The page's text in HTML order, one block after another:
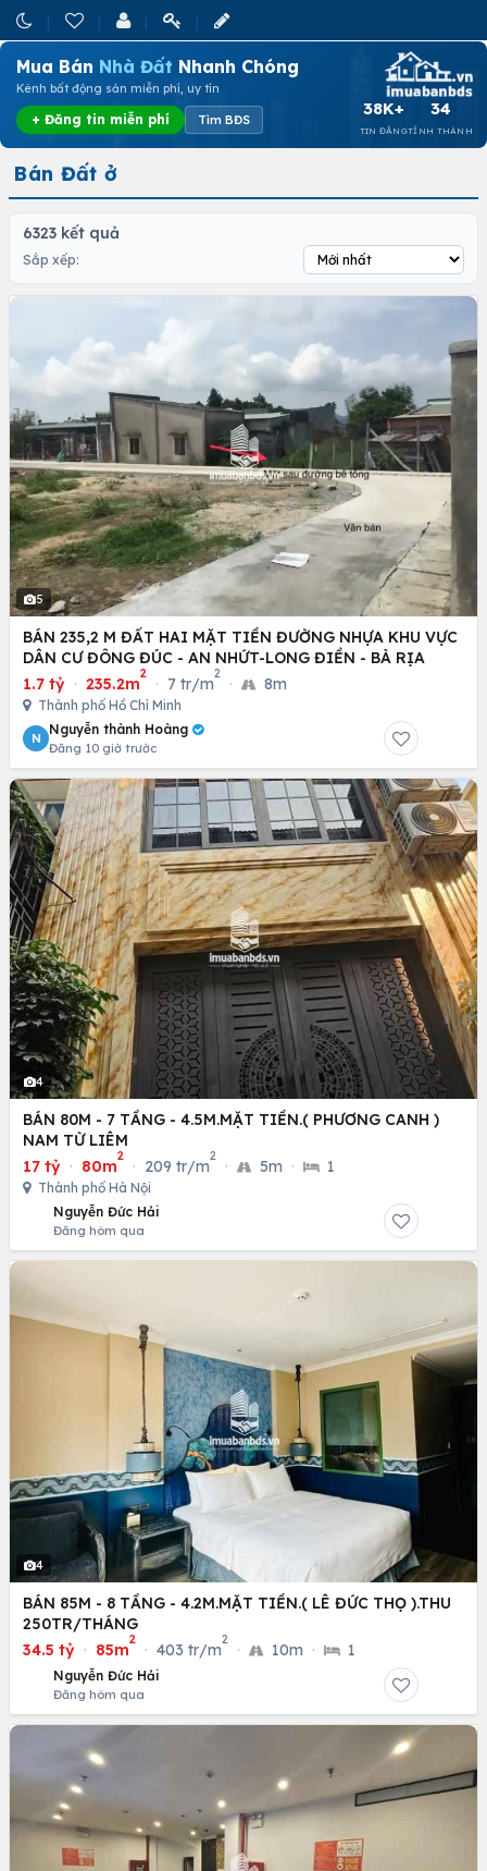
Mua Bán Nhà Đất Nhanh Chóng
Kênh bất động sản miễn phí, uy tín
+ Đăng tin miễn phí Tìm BĐS
38K+
TIN ĐĂNG
34
TỈNH THÀNH
Bán Đất ở
6323 kết quả
Sắp xếp:
5
BÁN 235,2 M ĐẤT HAI MẶT TIỀN ĐƯỜNG NHỰA KHU VỰC
DÂN CƯ ĐÔNG ĐÚC - AN NHỨT-LONG ĐIỀN - BÀ RỊA
1.7 tỷ · 235.2m
2
· 7 tr/m
2
· 8m
Thành phố Hồ Chí Minh
N
Nguyễn thành Hoàng
Đăng 10 giờ trước
4
BÁN 80M - 7 TẦNG - 4.5M.MẶT TIỀN.( PHƯƠNG CANH )
NAM TỪ LIÊM
17 tỷ · 80m
2
· 209 tr/m
2
· 5m · 1
Thành phố Hà Nội
Nguyễn Đức Hải
Đăng hôm qua
4
BÁN 85M - 8 TẦNG - 4.2M.MẶT TIỀN.( LÊ ĐỨC THỌ ).THU
250TR/THÁNG
34.5 tỷ · 85m
2
· 403 tr/m
2
· 10m · 1
Nguyễn Đức Hải
Đăng hôm qua